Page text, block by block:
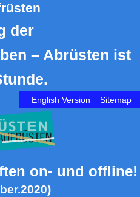
der
– Abrüsten ist
English Version Sitemap
on- und offline!